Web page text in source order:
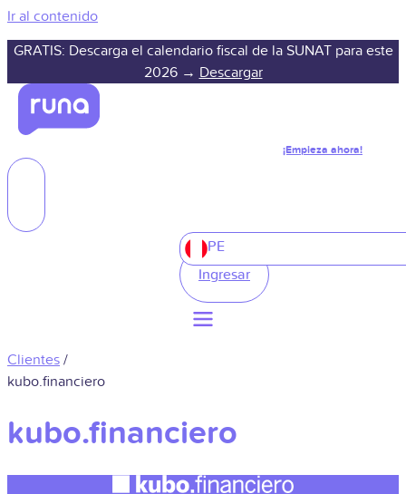
Ir al contenido
GRATIS: Descarga el calendario fiscal de la SUNAT para este
2026 → Descargar
¡Empieza ahora!
PE
Ingresar
Clientes /
kubo.financiero
kubo.financiero